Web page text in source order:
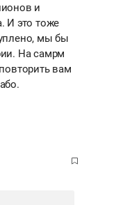
и
И это тоже
мы бы
На самрм
вам